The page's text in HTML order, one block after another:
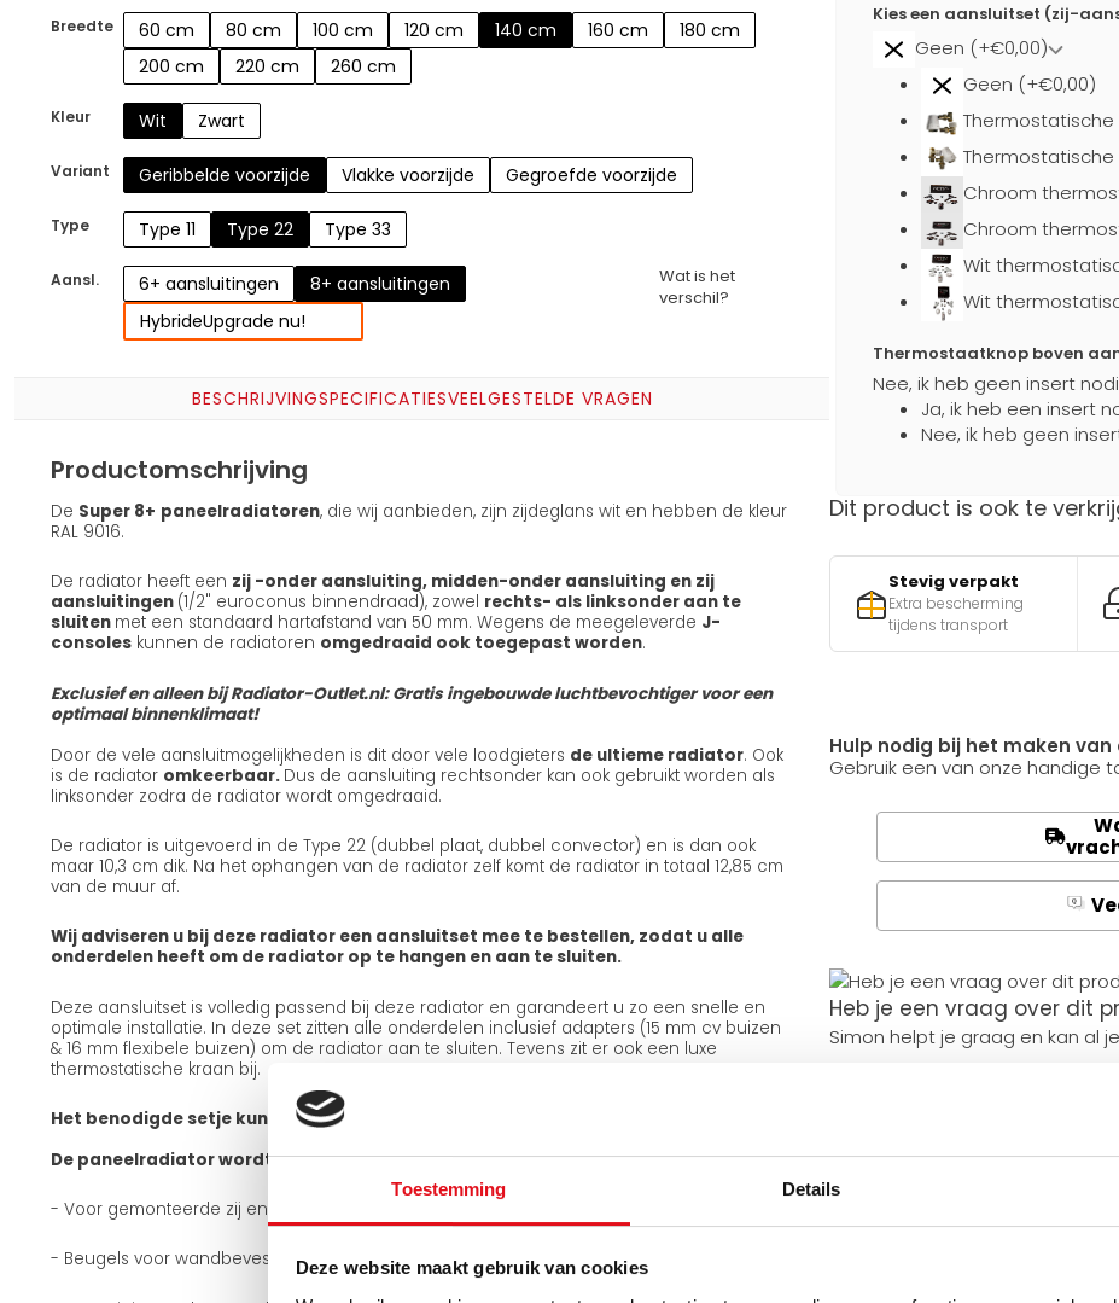
Toestemming Details
Deze website maakt gebruik van cookies
Breedte 60 cm 80 cm 100 cm 120 cm 140 cm 160 cm
180 cm
200 cm
220 cm 260 cm
Kleur Wit Zwart
Variant Geribbelde voorzijde Vlakke voorzijde Gegroefde voorzijde
Type Type 11 Type 22 Type 33
Aansl. 6+ aansluitingen
8+ aansluitingen
HybrideUpgrade nu!
Wat is het
verschil?
BESCHRIJVINGSPECIFICATIESVEELGESTELDE VRAGEN
Productomschrijving
De Super 8+ paneelradiatoren, die wij aanbieden, zijn zijdeglans wit en hebben de kleur
RAL 9016.
De radiator heeft een zij -onder aansluiting, midden-onder aansluiting en zij
aansluitingen (1/2" euroconus binnendraad), zowel rechts- als linksonder aan te
sluiten met een standaard hartafstand van 50 mm. Wegens de meegeleverde J-
consoles kunnen de radiatoren omgedraaid ook toegepast worden.
Exclusief en alleen bij Radiator-Outlet.nl: Gratis ingebouwde luchtbevochtiger voor een
optimaal binnenklimaat!
Door de vele aansluitmogelijkheden is dit door vele loodgieters de ultieme radiator. Ook
is de radiator omkeerbaar. Dus de aansluiting rechtsonder kan ook gebruikt worden als
linksonder zodra de radiator wordt omgedraaid.
De radiator is uitgevoerd in de Type 22 (dubbel plaat, dubbel convector) en is dan ook
maar 10,3 cm dik. Na het ophangen van de radiator zelf komt de radiator in totaal 12,85 cm
van de muur af.
Wij adviseren u bij deze radiator een aansluitset mee te bestellen, zodat u alle
onderdelen heeft om de radiator op te hangen en aan te sluiten.
Deze aansluitset is volledig passend bij deze radiator en garandeert u zo een snelle en
optimale installatie. In deze set zitten alle onderdelen inclusief adapters (15 mm cv buizen
& 16 mm flexibele buizen) om de radiator aan te sluiten. Tevens zit er ook een luxe
thermostatische kraan bij.
Het benodigde setje kunt u bij de gerelateerde producten terugvinden.
De paneelradiator wordt geleverd met:
- Voor gemonteerde zij en boven roosters
- Beugels voor wandbevestiging
Kies een aansluitset (zij-
Geen (+€0,00)
Geen (+€0,00)
Chroom
Chroom
Wit
Wit
Thermostaatknop boven
Nee, ik heb geen insert
Ja, ik heb een insert
Nee, ik heb geen
Dit product is ook te
Stevig verpakt
Extra bescherming
tijdens transport
Hulp nodig bij het maken van
Gebruik een van onze handige
A
Q
Heb je een vraag over dit
Simon helpt je graag en kan al